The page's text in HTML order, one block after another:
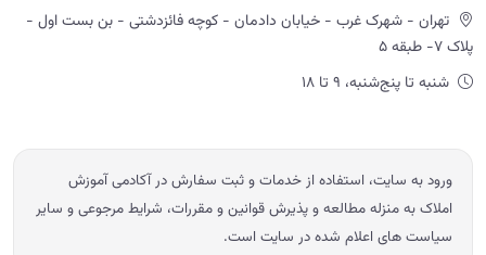
تهران - شهرک غرب - خیابان دادمان - کوچه فائزدشتی - بن بست اول -
پلاک ۷- طبقه ۵
شنبه تا پنج‌شنبه، ۹ تا ۱۸
ورود به سایت، استفاده از خدمات و ثبت سفارش در آکادمی آموزش
املاک به منزله مطالعه و پذیرش قوانین و مقررات، شرایط مرجوعی و سایر
سیاست های اعلام شده در سایت است.